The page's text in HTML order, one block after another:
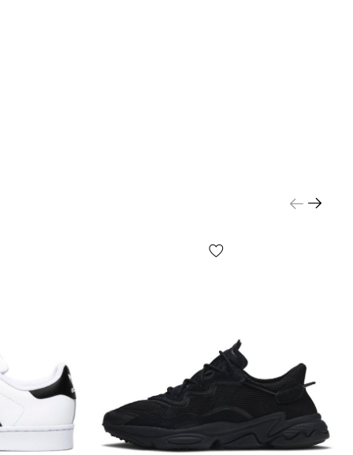
отказаться от посылки на отделении
детали товара и его комплектации
не ограничиваясь — расположение этикеток,
размер или содержание, мелкие принты, цвет